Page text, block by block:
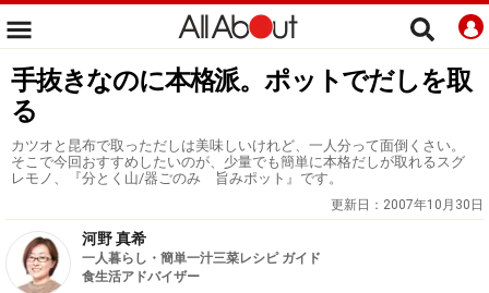
手抜きなのに本格派。ポットでだしを取
る
カツオと昆布で取っただしは美味しいけれど、一人分って面倒くさい。
そこで今回おすすめしたいのが、少量でも簡単に本格だしが取れるスグ
レモノ、『分とく山/器ごのみ 旨みポット』です。
更新日： 2007年10月30日
河野 真希
一人暮らし・簡単一汁三菜レシピ ガイド
食生活アドバイザー